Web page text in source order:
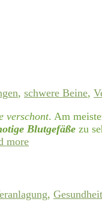
, schwere Beine,
verschont. Am
Blutgefäße zu
more
, Gesundheit